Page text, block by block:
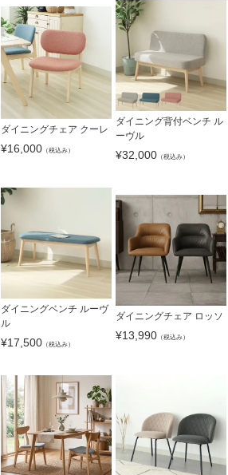
ダイニングチェア クーレ
¥16,000 （税込み）
ダイニング背付ベンチ ル
ーヴル
¥32,000（税込み）
ダイニングベンチ ルーヴ
ル
¥17,500 （税込み）
ダイニングチェア ロッソ
¥13,990（税込み）